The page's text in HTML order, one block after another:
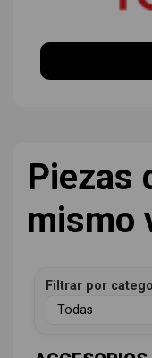
Piezas
mismo
Filtrar por